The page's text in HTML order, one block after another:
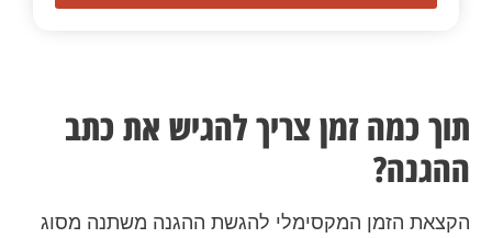
תוך כמה זמן צריך להגיש את כתב
ההגנה?
הקצאת הזמן המקסימלי להגשת ההגנה משתנה מסוג